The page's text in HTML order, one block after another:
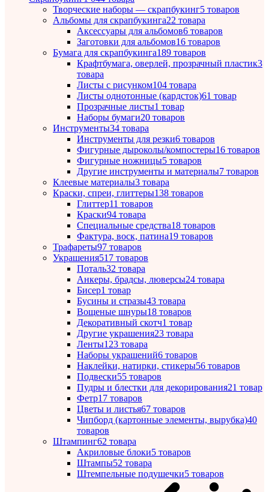
Творческие наборы — скрапбукинг5 товаров
Альбомы для скрапбукинга22 товара
Аксессуары для альбомов6 товаров
Заготовки для альбомов16 товаров
Бумага для скрапбукинга189 товаров
Крафтбумага, оверлей, прозрачный пластик3
товара
Листы c рисунком104 товара
Листы однотонные (кардсток)61 товар
Прозрачные листы1 товар
Наборы бумаги20 товаров
Инструменты34 товара
Инструменты для резки6 товаров
Фигурные дыроколы/компостеры16 товаров
Фигурные ножницы5 товаров
Другие инструменты и материалы7 товаров
Клеевые материалы3 товара
Краски, спреи, глиттеры138 товаров
Глиттер11 товаров
Краски94 товара
Специальные средства18 товаров
Фактура, воск, патина19 товаров
Трафареты97 товаров
Украшения517 товаров
Поталь32 товара
Анкеры, брадсы, люверсы24 товара
Бисер1 товар
Бусины и стразы43 товара
Вощеные шнуры18 товаров
Декоративный скотч1 товар
Другие украшения23 товара
Ленты123 товара
Наборы украшений6 товаров
Наклейки, натирки, стикеры56 товаров
Подвески55 товаров
Пудры и блестки для декорирования21 товар
Фетр17 товаров
Цветы и листья67 товаров
Чипборд (картонные элементы, вырубка)40
товаров
Штампинг62 товара
Акриловые блоки5 товаров
Штампы52 товара
Штемпельные подушечки5 товаров